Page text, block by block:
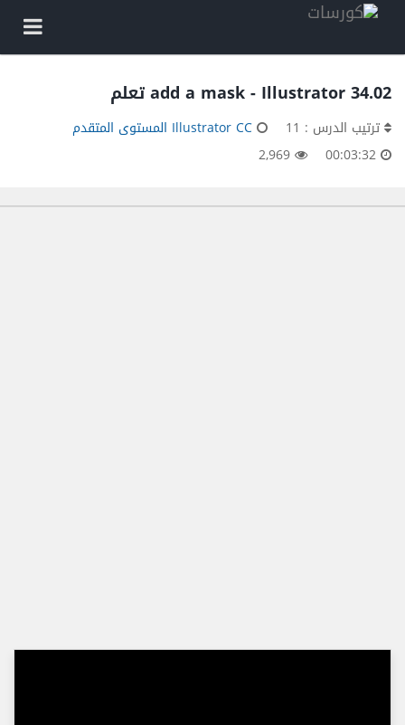
34.02 add a mask - Illustrator تعلم
ترتيب الدرس : 11
Illustrator CC المستوى المتقدم